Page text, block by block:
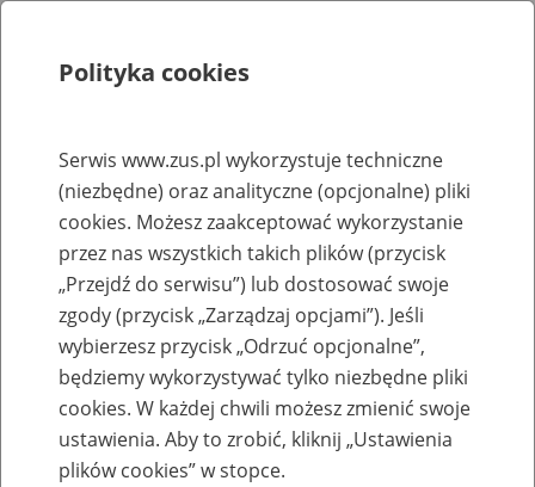
Rejestry, ewidencje i archiwa
Baza zlikwidowanych lub
przekształconych zakładów pracy
Nazwa zakładu pracy:
Polityka cookies
Serwis www.zus.pl wykorzystuje techniczne
(niezbędne) oraz analityczne (opcjonalne) pliki
cookies. Możesz zaakceptować wykorzystanie
przez nas wszystkich takich plików (przycisk
„Przejdź do serwisu”) lub dostosować swoje
zgody (przycisk „Zarządzaj opcjami”). Jeśli
wybierzesz przycisk „Odrzuć opcjonalne”,
będziemy wykorzystywać tylko niezbędne pliki
cookies. W każdej chwili możesz zmienić swoje
ustawienia. Aby to zrobić, kliknij „Ustawienia
plików cookies” w stopce.